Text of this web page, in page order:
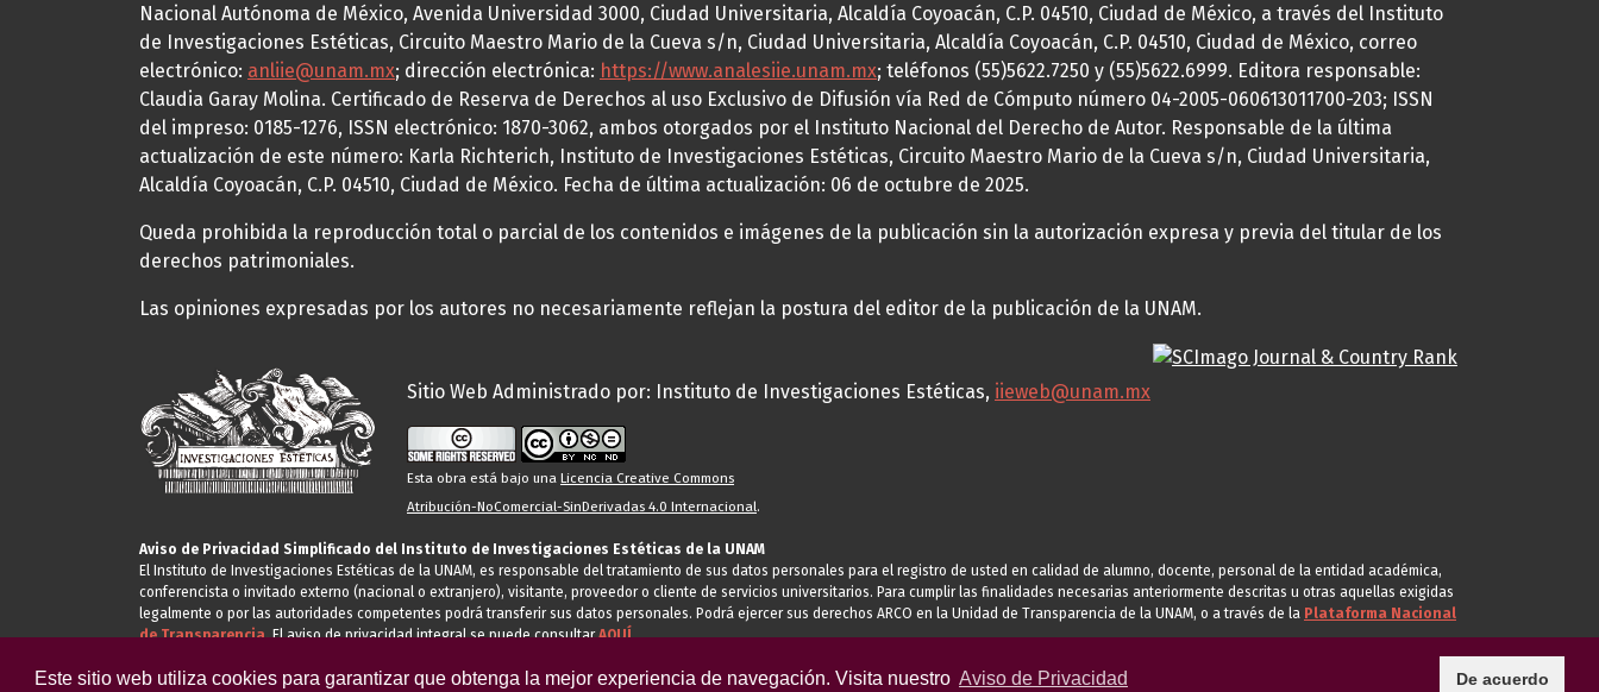
Este sitio web utiliza cookies para garantizar que obtenga la mejor experiencia de navegación. Visita nuestro Aviso de Privacidad De acuerdo
Nacional Autónoma de México, Avenida Universidad 3000, Ciudad Universitaria, Alcaldía Coyoacán, C.P. 04510, Ciudad de México, a través del Instituto
de Investigaciones Estéticas, Circuito Maestro Mario de la Cueva s/n, Ciudad Universitaria, Alcaldía Coyoacán, C.P. 04510, Ciudad de México, correo
electrónico: anliie@unam.mx; dirección electrónica: https://www.analesiie.unam.mx; teléfonos (55)5622.7250 y (55)5622.6999. Editora responsable:
Claudia Garay Molina. Certificado de Reserva de Derechos al uso Exclusivo de Difusión vía Red de Cómputo número 04-2005-060613011700-203; ISSN
del impreso: 0185-1276, ISSN electrónico: 1870-3062, ambos otorgados por el Instituto Nacional del Derecho de Autor. Responsable de la última
actualización de este número: Karla Richterich, Instituto de Investigaciones Estéticas, Circuito Maestro Mario de la Cueva s/n, Ciudad Universitaria,
Alcaldía Coyoacán, C.P. 04510, Ciudad de México. Fecha de última actualización: 06 de octubre de 2025.
Queda prohibida la reproducción total o parcial de los contenidos e imágenes de la publicación sin la autorización expresa y previa del titular de los
derechos patrimoniales.
Las opiniones expresadas por los autores no necesariamente reflejan la postura del editor de la publicación de la UNAM.
Sitio Web Administrado por: Instituto de Investigaciones Estéticas, iieweb@unam.mx
Esta obra está bajo una Licencia Creative Commons
Atribución-NoComercial-SinDerivadas 4.0 Internacional.
Aviso de Privacidad Simplificado del Instituto de Investigaciones Estéticas de la UNAM
El Instituto de Investigaciones Estéticas de la UNAM, es responsable del tratamiento de sus datos personales para el registro de usted en calidad de alumno, docente, personal de la entidad académica,
conferencista o invitado externo (nacional o extranjero), visitante, proveedor o cliente de servicios universitarios. Para cumplir las finalidades necesarias anteriormente descritas u otras aquellas exigidas
legalmente o por las autoridades competentes podrá transferir sus datos personales. Podrá ejercer sus derechos ARCO en la Unidad de Transparencia de la UNAM, o a través de la Plataforma Nacional
de Transparencia.El aviso de privacidad integral se puede consultarAQUÍ